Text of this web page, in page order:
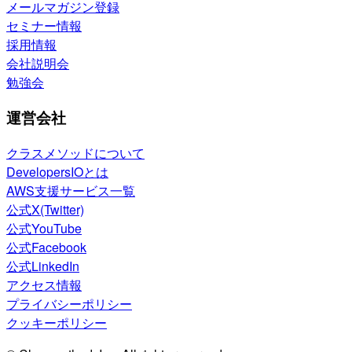
メールマガジン登録
セミナー情報
採用情報
会社説明会
勉強会
運営会社
クラスメソッドについて
DevelopersIOとは
AWS支援サービス一覧
公式X(Twitter)
公式YouTube
公式Facebook
公式LinkedIn
アクセス情報
プライバシーポリシー
クッキーポリシー